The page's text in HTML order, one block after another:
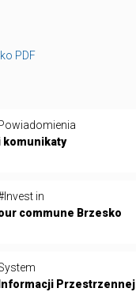
PDF
komunikaty
in
commune Brzesko
Przestrzennej